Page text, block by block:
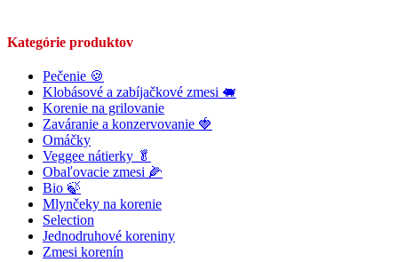
Kategórie produktov
Pečenie 🍪
Klobásové a zabíjačkové zmesi 🐖
Korenie na grilovanie
Zaváranie a konzervovanie 🍓
Omáčky
Veggee nátierky 🥬
Obaľovacie zmesi 🌽
Bio 🍃
Mlynčeky na korenie
Selection
Jednodruhové koreniny
Zmesi korenín